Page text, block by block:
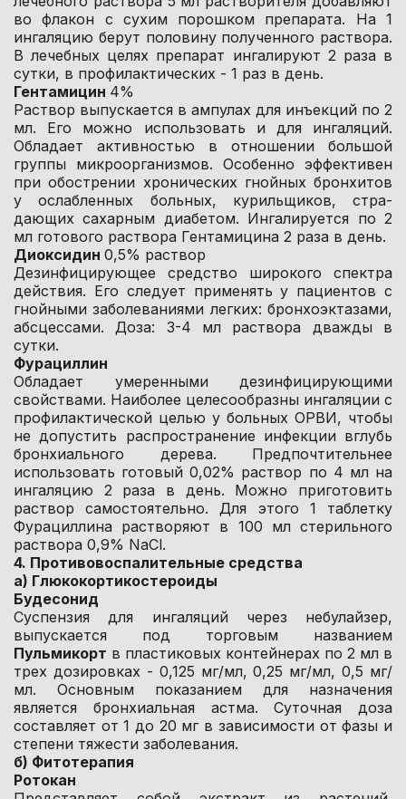
во флакон с сухим порошком препарата. На 1
ингаляцию берут половину полученного раствора.
В лечебных целях препарат ингалируют 2 раза в
сутки, в профилактических - 1 раз в день.
Гентамицин 4%
Раствор выпускается в ампулах для инъекций по 2
мл. Его можно использовать и для ингаляций.
Обладает активностью в отношении большой
группы микроорганизмов. Особенно эффективен
при обострении хронических гнойных бронхитов
у ослабленных больных, курильщиков, стра-
дающих сахарным диабетом. Ингалируется по 2
мл готового раствора Гентамицина 2 раза в день.
Диоксидин 0,5% раствор
Дезинфицирующее средство широкого спектра
действия. Его следует применять у пациентов с
гнойными заболеваниями легких: бронхоэктазами,
абсцессами. Доза: 3-4 мл раствора дважды в
сутки.
Фурациллин
Обладает умеренными дезинфицирующими
свойствами. Наиболее целесообразны ингаляции с
профилактической целью у больных ОРВИ, чтобы
не допустить распространение инфекции вглубь
бронхиального дерева. Предпочтительнее
использовать готовый 0,02% раствор по 4 мл на
ингаляцию 2 раза в день. Можно приготовить
раствор самостоятельно. Для этого 1 таблетку
Фурациллина растворяют в 100 мл стерильного
раствора 0,9% NaCl.
4. Противовоспалительные средства
а) Глюкокортикостероиды
Будесонид
Суспензия для ингаляций через небулайзер,
выпускается под торговым названием
Пульмикорт в пластиковых контейнерах по 2 мл в
трех дозировках - 0,125 мг/мл, 0,25 мг/мл, 0,5 мг/
мл. Основным показанием для назначения
является бронхиальная астма. Суточная доза
составляет от 1 до 20 мг в зависимости от фазы и
степени тяжести заболевания.
б) Фитотерапия
Ротокан